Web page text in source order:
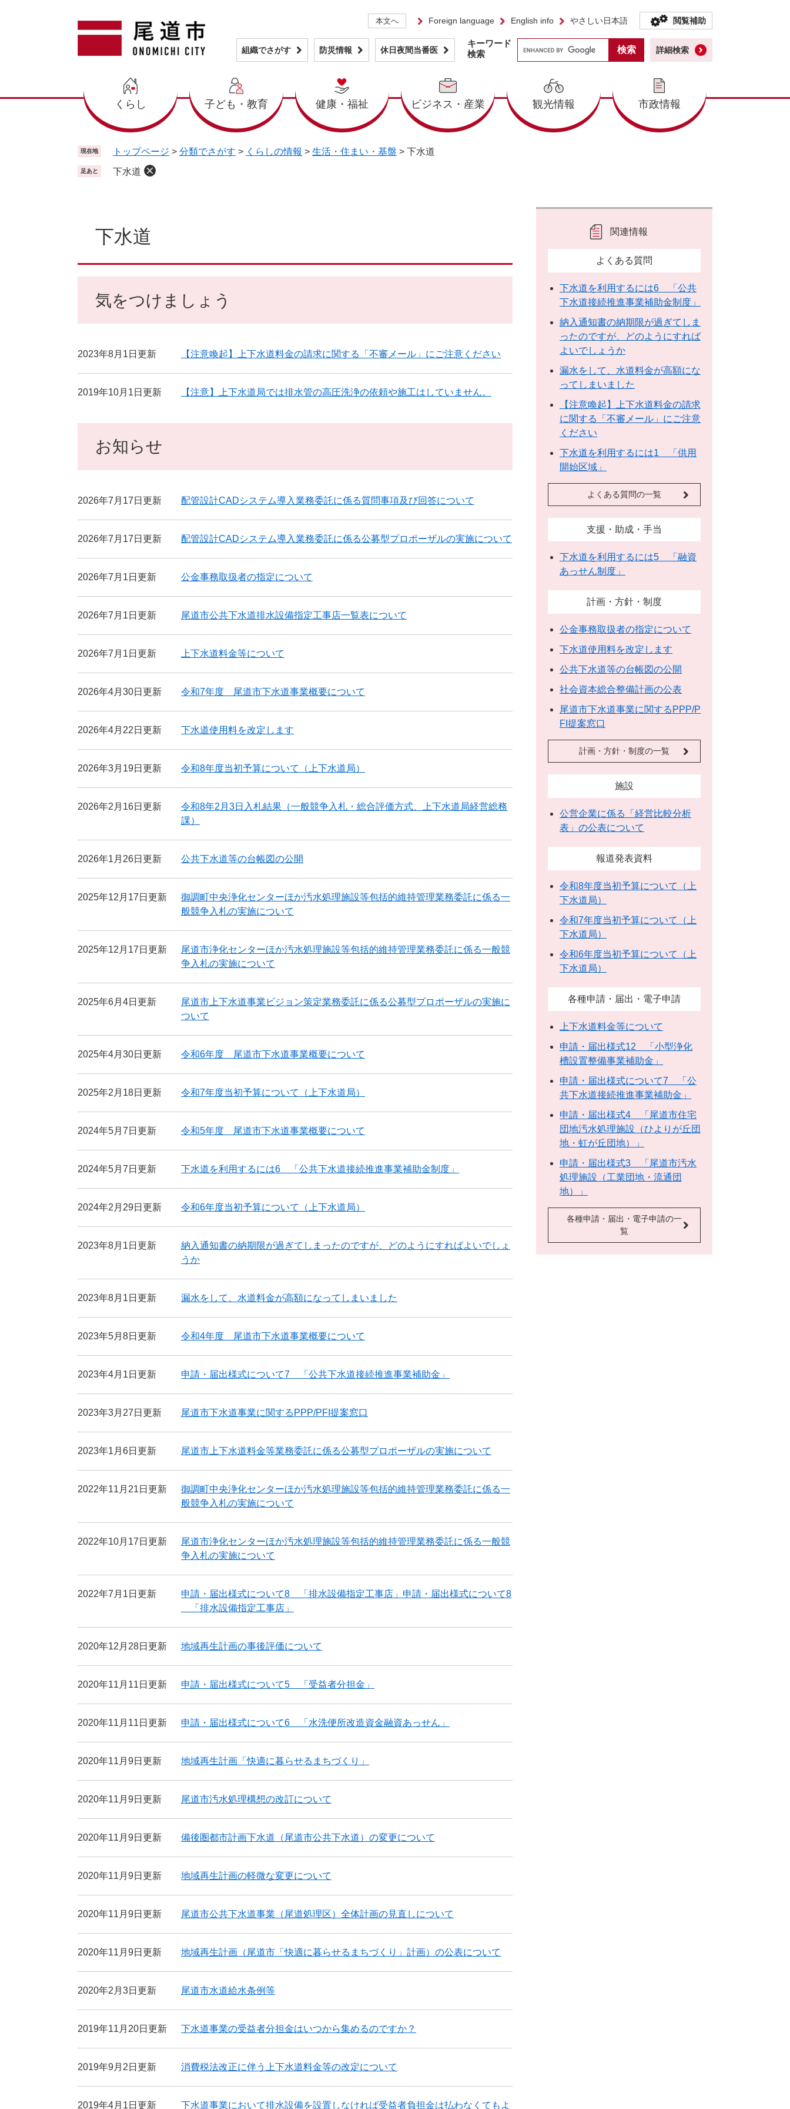
本文へ Foreign language English info やさしい日本語 閲覧補助
組織でさがす 防災情報 休日夜間当番医
くらし 子ども・教育 健康・福祉 ビジネス・産業 観光情報 市政情報
キーワード
検索
詳細検索
現在地 トップページ > 分類でさがす > くらしの情報 > 生活・住まい・基盤 > 下水道
足あと 下水道
下水道
気をつけましょう
2023年8月1日更新 【注意喚起】上下水道料金の請求に関する「不審メール」にご注意ください
2019年10月1日更新 【注意】上下水道局では排水管の高圧洗浄の依頼や施工はしていません。
お知らせ
2026年7月17日更新 配管設計CADシステム導入業務委託に係る質問事項及び回答について
2026年7月17日更新 配管設計CADシステム導入業務委託に係る公募型プロポーザルの実施について
2026年7月1日更新 公金事務取扱者の指定について
2026年7月1日更新 尾道市公共下水道排水設備指定工事店一覧表について
2026年7月1日更新 上下水道料金等について
2026年4月30日更新 令和7年度 尾道市下水道事業概要について
2026年4月22日更新 下水道使用料を改定します
2026年3月19日更新 令和8年度当初予算について（上下水道局）
2026年2月16日更新
令和8年2月3日入札結果（一般競争入札・総合評価方式、上下水道局経営総務
課）
2026年1月26日更新 公共下水道等の台帳図の公開
2025年12月17日更新
御調町中央浄化センターほか汚水処理施設等包括的維持管理業務委託に係る一
般競争入札の実施について
2025年12月17日更新
尾道市浄化センターほか汚水処理施設等包括的維持管理業務委託に係る一般競
争入札の実施について
2025年6月4日更新
尾道市上下水道事業ビジョン策定業務委託に係る公募型プロポーザルの実施に
ついて
2025年4月30日更新 令和6年度 尾道市下水道事業概要について
2025年2月18日更新 令和7年度当初予算について（上下水道局）
2024年5月7日更新 令和5年度 尾道市下水道事業概要について
2024年5月7日更新 下水道を利用するには6 「公共下水道接続推進事業補助金制度」
2024年2月29日更新 令和6年度当初予算について（上下水道局）
2023年8月1日更新
納入通知書の納期限が過ぎてしまったのですが、どのようにすればよいでしょ
うか
2023年8月1日更新 漏水をして、水道料金が高額になってしまいました
2023年5月8日更新 令和4年度 尾道市下水道事業概要について
2023年4月1日更新 申請・届出様式について7 「公共下水道接続推進事業補助金」
2023年3月27日更新 尾道市下水道事業に関するPPP/PFI提案窓口
2023年1月6日更新 尾道市上下水道料金等業務委託に係る公募型プロポーザルの実施について
2022年11月21日更新
御調町中央浄化センターほか汚水処理施設等包括的維持管理業務委託に係る一
般競争入札の実施について
2022年10月17日更新
尾道市浄化センターほか汚水処理施設等包括的維持管理業務委託に係る一般競
争入札の実施について
2022年7月1日更新
申請・届出様式について8 「排水設備指定工事店」申請・届出様式について8
「排水設備指定工事店」
2020年12月28日更新 地域再生計画の事後評価について
2020年11月11日更新 申請・届出様式について5 「受益者分担金」
2020年11月11日更新 申請・届出様式について6 「水洗便所改造資金融資あっせん」
2020年11月9日更新 地域再生計画「快適に暮らせるまちづくり」
2020年11月9日更新 尾道市汚水処理構想の改訂について
2020年11月9日更新 備後圏都市計画下水道（尾道市公共下水道）の変更について
2020年11月9日更新 地域再生計画の軽微な変更について
2020年11月9日更新 尾道市公共下水道事業（尾道処理区）全体計画の見直しについて
2020年11月9日更新 地域再生計画（尾道市「快適に暮らせるまちづくり」計画）の公表について
2020年2月3日更新 尾道市水道給水条例等
2019年11月20日更新 下水道事業の受益者分担金はいつから集めるのですか？
2019年9月2日更新 消費税法改正に伴う上下水道料金等の改定について
2019年4月1日更新 下水道事業において排水設備を設置しなければ受益者負担金は払わなくてもよ
関連情報
よくある質問
下水道を利用するには6 「公共
下水道接続推進事業補助金制度」
納入通知書の納期限が過ぎてしま
ったのですが、どのようにすれば
よいでしょうか
漏水をして、水道料金が高額にな
ってしまいました
【注意喚起】上下水道料金の請求
に関する「不審メール」にご注意
ください
下水道を利用するには1 「供用
開始区域」
よくある質問の一覧
支援・助成・手当
下水道を利用するには5 「融資
あっせん制度」
計画・方針・制度
公金事務取扱者の指定について
下水道使用料を改定します
公共下水道等の台帳図の公開
社会資本総合整備計画の公表
尾道市下水道事業に関するPPP/P
FI提案窓口
計画・方針・制度の一覧
施設
公営企業に係る「経営比較分析
表」の公表について
報道発表資料
令和8年度当初予算について（上
下水道局）
令和7年度当初予算について（上
下水道局）
令和6年度当初予算について（上
下水道局）
各種申請・届出・電子申請
上下水道料金等について
申請・届出様式12 「小型浄化
槽設置整備事業補助金」
申請・届出様式について7 「公
共下水道接続推進事業補助金」
申請・届出様式4 「尾道市住宅
団地汚水処理施設（ひよりが丘団
地・虹が丘団地）」
申請・届出様式3 「尾道市汚水
処理施設（工業団地・流通団
地）」
各種申請・届出・電子申請の一
覧